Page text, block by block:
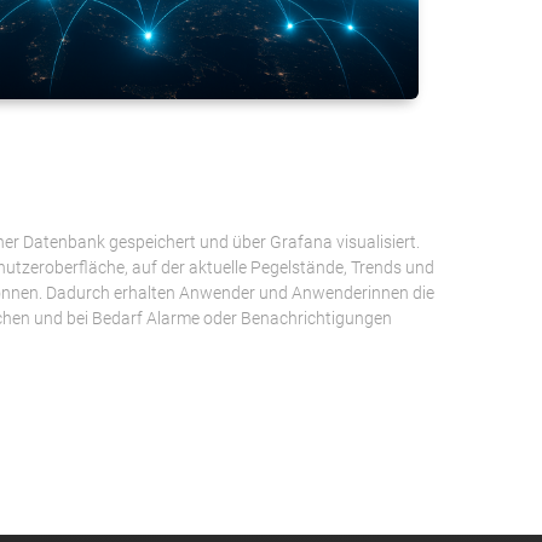
Datenbank gespeichert und über Grafana visualisiert.
auf der aktuelle Pegelstände, Trends und
Dadurch erhalten Anwender und Anwenderinnen die
und bei Bedarf Alarme oder Benachrichtigungen